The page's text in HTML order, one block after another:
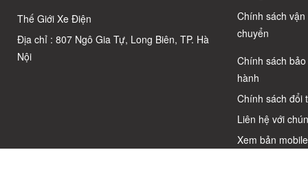
Thế Giới Xe Điện
Địa chỉ : 807 Ngô Gia Tự, Long Biên, TP. Hà
Nội
Chính sách vận
chuyển
Chính sách bảo
hành
Chính sách đổi
Liên hệ với
Xem bản